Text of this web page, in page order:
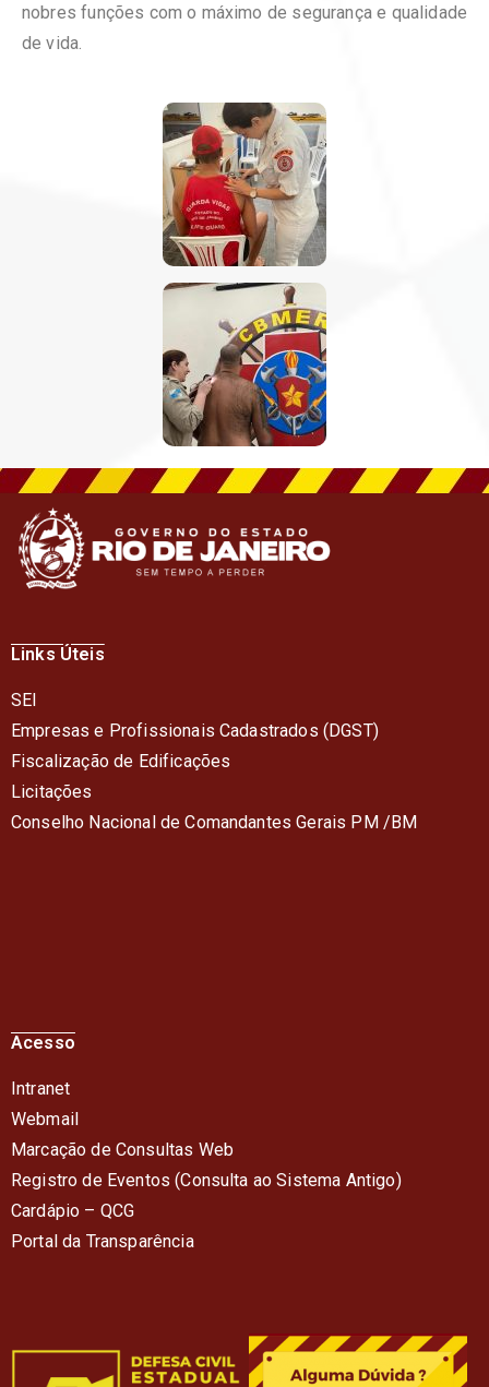
nobres funções com o máximo de segurança e qualidade
de vida.
Links Úteis
SEI
Empresas e Profissionais Cadastrados (DGST)
Fiscalização de Edificações
Licitações
Conselho Nacional de Comandantes Gerais PM /BM
Acesso
Intranet
Webmail
Marcação de Consultas Web
Registro de Eventos (Consulta ao Sistema Antigo)
Cardápio – QCG
Portal da Transparência